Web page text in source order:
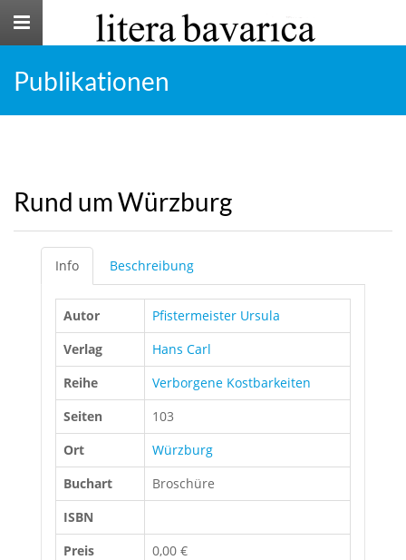
Toggle
Publikationen
Rund um Würzburg
Info Beschreibung
Autor
Pfistermeister Ursula
Verlag
Hans Carl
Reihe
Verborgene Kostbarkeiten
Seiten
103
Ort
Würzburg
Buchart
Broschüre
ISBN
Preis
0,00 €